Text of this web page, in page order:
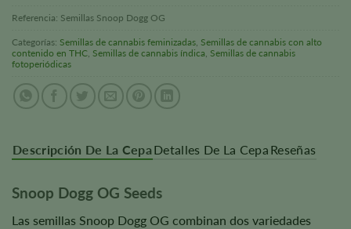
Referencia: Semillas Snoop Dogg OG
Categorías: Semillas de cannabis feminizadas, Semillas de cannabis con alto
contenido en THC, Semillas de cannabis índica, Semillas de cannabis
fotoperiódicas
Descripción De La Cepa Detalles De La Cepa Reseñas
Snoop Dogg OG Seeds
Las semillas Snoop Dogg OG combinan dos variedades